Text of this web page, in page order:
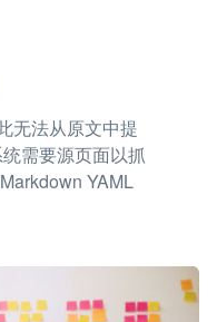
无法从原文中提
需要源页面以抓
YAML